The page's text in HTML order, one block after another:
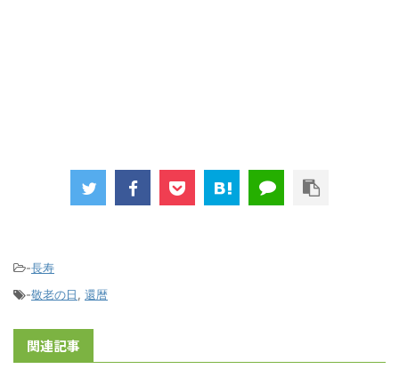
-長寿
-敬老の日, 還暦
関連記事